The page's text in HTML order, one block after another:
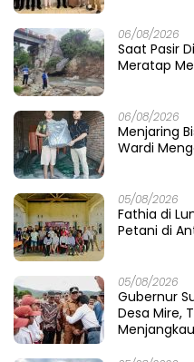
06/08/2026
Saat Pasir
Meratap
06/08/2026
Menjaring
Wardi
05/08/2026
Fathia di
Petani di
05/08/2026
Gubernur
Desa Mire,